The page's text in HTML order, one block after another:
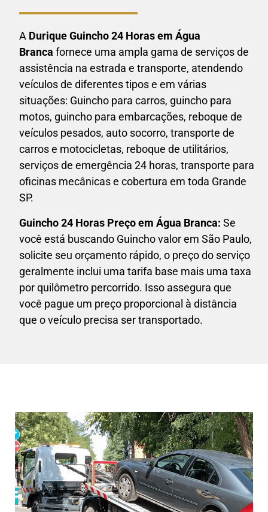
A Durique Guincho 24 Horas em Água
Branca fornece uma ampla gama de serviços de
assistência na estrada e transporte, atendendo
veículos de diferentes tipos e em várias
situações: Guincho para carros, guincho para
motos, guincho para embarcações, reboque de
veículos pesados, auto socorro, transporte de
carros e motocicletas, reboque de utilitários,
serviços de emergência 24 horas, transporte para
oficinas mecânicas e cobertura em toda Grande
SP.
Guincho 24 Horas Preço em Água Branca: Se
você está buscando Guincho valor em São Paulo,
solicite seu orçamento rápido, o preço do serviço
geralmente inclui uma tarifa base mais uma taxa
por quilômetro percorrido. Isso assegura que
você pague um preço proporcional à distância
que o veículo precisa ser transportado.